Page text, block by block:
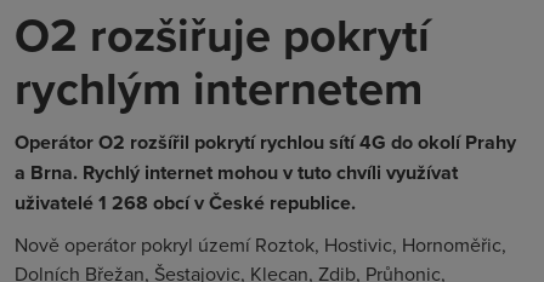
O2 rozšiřuje pokrytí
rychlým internetem
Operátor O2 rozšířil pokrytí rychlou sítí 4G do okolí Prahy
a Brna. Rychlý internet mohou v tuto chvíli využívat
uživatelé 1 268 obcí v České republice.
Nově operátor pokryl území Roztok, Hostivic, Hornoměřic,
Dolních Břežan, Šestajovic, Klecan, Zdib, Průhonic,